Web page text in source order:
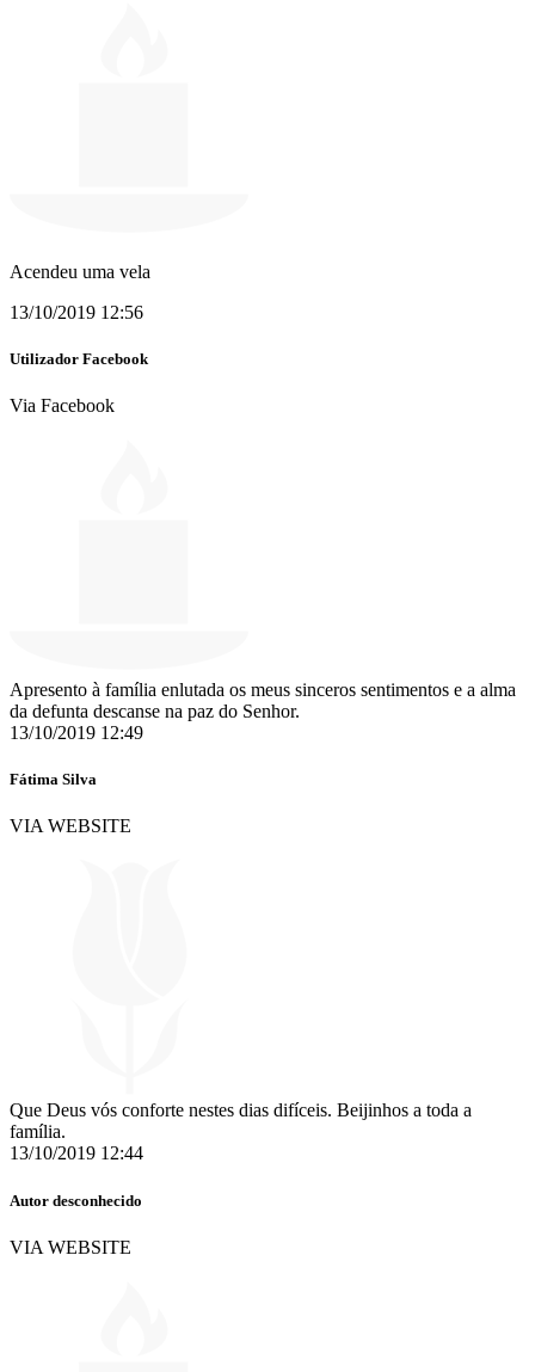
Acendeu uma vela
13/10/2019 12:56
Utilizador Facebook
Via Facebook
Apresento à família enlutada os meus sinceros sentimentos e a alma
da defunta descanse na paz do Senhor.
13/10/2019 12:49
Fátima Silva
VIA WEBSITE
Que Deus vós conforte nestes dias difíceis. Beijinhos a toda a
família.
13/10/2019 12:44
Autor desconhecido
VIA WEBSITE